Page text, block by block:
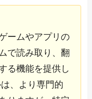
ームやアプリの
で読み取り、翻
る機能を提供し
、より専門的